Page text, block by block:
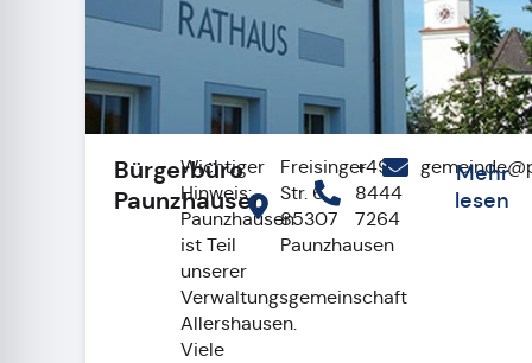
Bürgerbüro
Paunzhausen
Wichtiger
Hinweis:
Paunzhausen
ist Teil
unserer
Verwaltungsgemeinschaft
Allershausen.
Viele
Freisinger
Str. 6,
85307
Paunzhausen
+49
8444
7264
Mehr
lesen